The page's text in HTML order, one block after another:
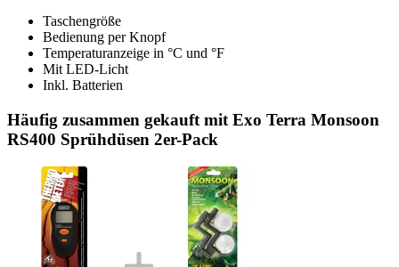
Taschengröße
Bedienung per Knopf
Temperaturanzeige in °C und °F
Mit LED-Licht
Inkl. Batterien
Häufig zusammen gekauft mit Exo Terra Monsoon
RS400 Sprühdüsen 2er-Pack